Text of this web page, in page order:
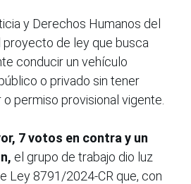
y Derechos Humanos del
de ley que busca
conducir un vehículo
o privado sin tener
permiso provisional vigente.
7 votos en contra y un
el grupo de trabajo dio luz
Ley 8791/2024-CR que, con